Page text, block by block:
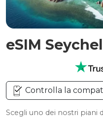
eSIM
Controlla la
Scegli uno dei nostri piani